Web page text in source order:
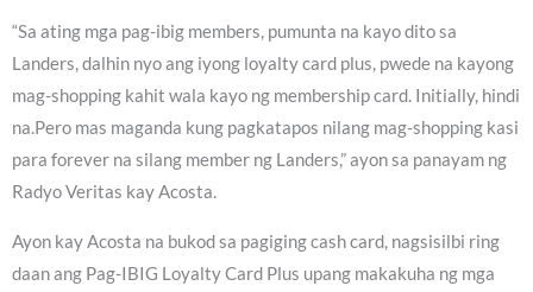
“Sa ating mga pag-ibig members, pumunta na kayo dito sa
Landers, dalhin nyo ang iyong loyalty card plus, pwede na kayong
mag-shopping kahit wala kayo ng membership card. Initially, hindi
na.Pero mas maganda kung pagkatapos nilang mag-shopping kasi
para forever na silang member ng Landers,” ayon sa panayam ng
Radyo Veritas kay Acosta.
Ayon kay Acosta na bukod sa pagiging cash card, nagsisilbi ring
daan ang Pag-IBIG Loyalty Card Plus upang makakuha ng mga